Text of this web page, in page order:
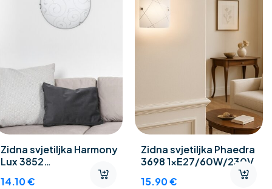
Zidna svjetiljka Harmony
Lux 3852
14.10€
Zidna svjetiljka Phaedra
3698 1xE27/60W/230V
15.90€